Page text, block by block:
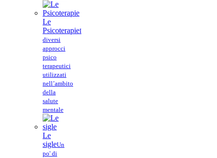
Le
PsicoterapieI
diversi
approcci
psico
terapeutici
utilizzati
nell’ambito
della
salute
mentale
Le
sigleUn
po' di